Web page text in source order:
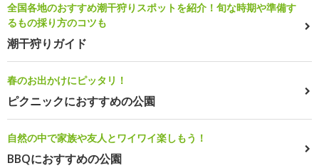
全国各地のおすすめ潮干狩りスポットを紹介！旬な時期や準備す
るもの採り方のコツも
潮干狩りガイド
春のお出かけにピッタリ！
ピクニックにおすすめの公園
自然の中で家族や友人とワイワイ楽しもう！
BBQにおすすめの公園